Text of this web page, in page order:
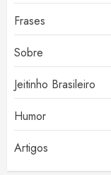
Frases
Sobre
Jeitinho Brasileiro
Humor
Artigos